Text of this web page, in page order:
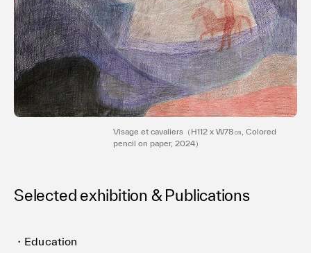
Visage et cavaliers（H112 x W78㎝, Colored
pencil on paper, 2024）
Selected exhibition & Publications
・Education